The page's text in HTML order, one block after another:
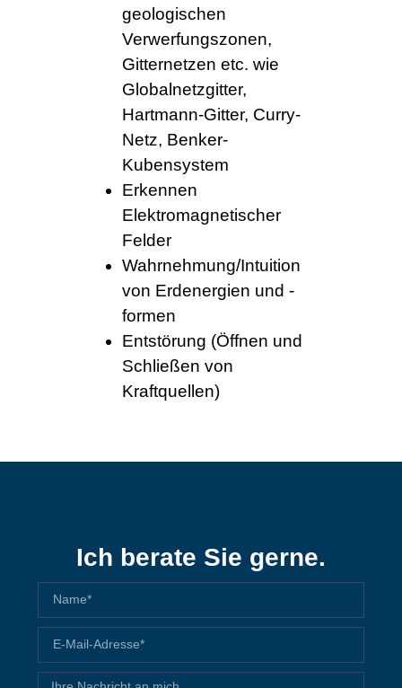
geologischen
Verwerfungszonen,
Gitternetzen etc. wie
Globalnetzgitter,
Hartmann-Gitter, Curry-
Netz, Benker-
Kubensystem
Erkennen
Elektromagnetischer
Felder
Wahrnehmung/Intuition
von Erdenergien und -
formen
Entstörung (Öffnen und
Schließen von
Kraftquellen)
Ich berate Sie gerne.